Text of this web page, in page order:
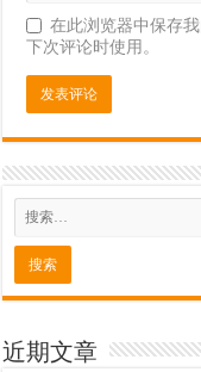
在此浏览器中保存
下次评论时使用。
近期文章